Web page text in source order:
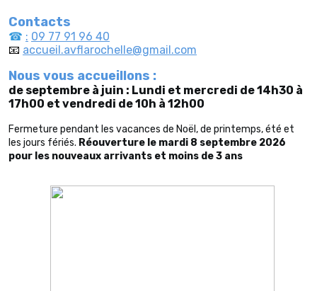
Contacts
☎ : 09 77 91 96 40
📧 accueil.avflarochelle@gmail.com
Nous vous accueillons :
de septembre à juin : Lundi et mercredi de 14h30 à
17h00 et vendredi de 10h à 12h00
Fermeture pendant les vacances de Noël, de printemps, été et
les jours fériés. Réouverture le mardi 8 septembre 2026
pour les nouveaux arrivants et moins de 3 ans